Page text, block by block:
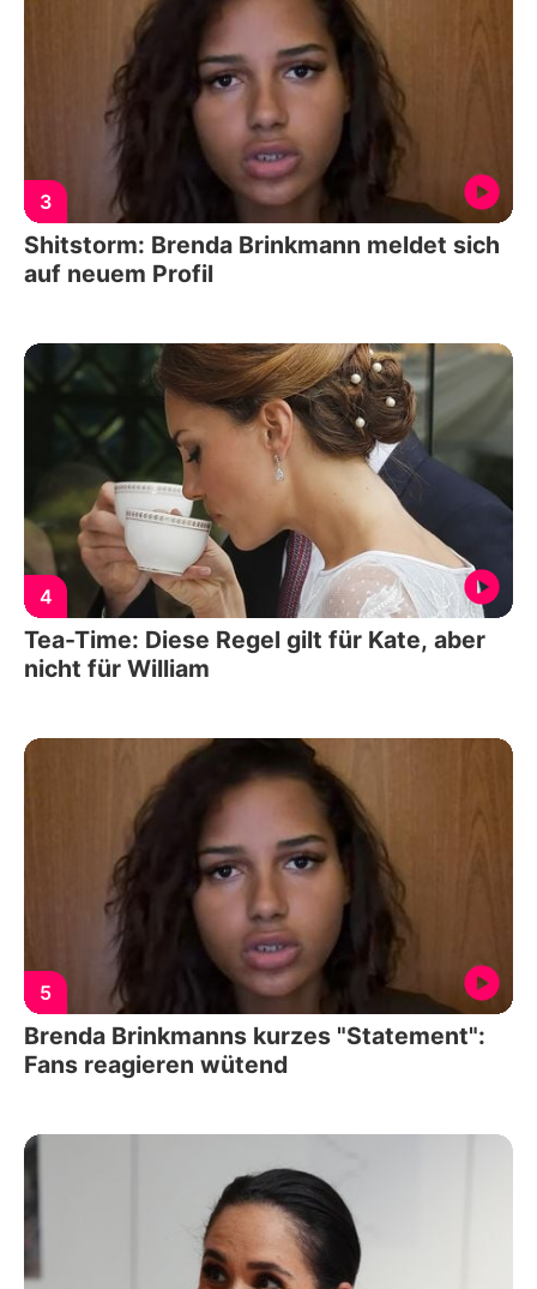
3
Shitstorm: Brenda Brinkmann meldet sich
auf neuem Profil
4
Tea-Time: Diese Regel gilt für Kate, aber
nicht für William
5
Brenda Brinkmanns kurzes "Statement":
Fans reagieren wütend